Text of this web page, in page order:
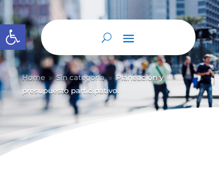
Abrir barra de herramientas
Home 9 Sin categoría 9 Planeación y
presupuesto participativo.